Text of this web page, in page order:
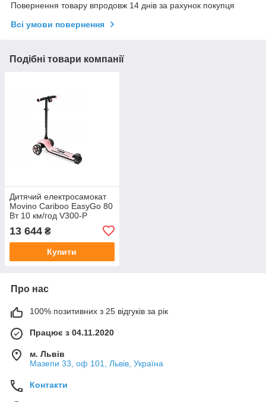
Повернення товару впродовж 14 днів за рахунок покупця
Всі умови повернення
Подібні товари компанії
Дитячий електросамокат
Movino Cariboo EasyGo 80
Вт 10 км/год V300-P
13 644 ₴
Купити
Про нас
100% позитивних з 25 відгуків за рік
Працює з 04.11.2020
м. Львів
Мазепи 33, оф 101, Львів, Україна
Контакти